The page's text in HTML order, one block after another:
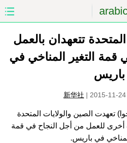
الصين
الشرق الأوسط
العلوم والصحة
تتعهدان بالعمل
قمة التغير المناخي في
باريس
新华社 | 2015-11-
2015 (شينخوا) تعهدت الصين والولايات المتحدة
أخرى للعمل من أجل النجاح في قمة
في باريس.